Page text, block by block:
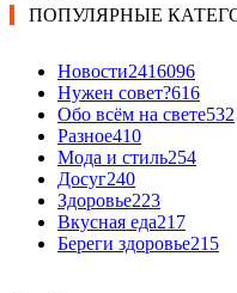
ПОПУЛЯРНЫЕ
Новости2416096
Нужен совет?616
Обо всём на свете532
Разное410
Мода и стиль254
Досуг240
Здоровье223
Вкусная еда217
Береги здоровье215